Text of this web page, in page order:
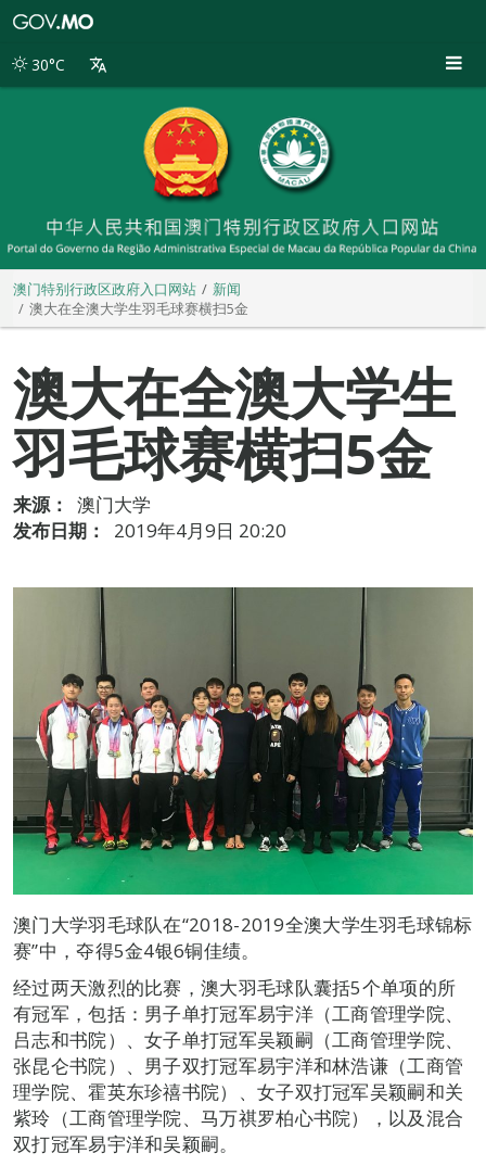
别
30°C
澳门特别行政区政府入口网站
新闻
澳大在全澳大学生羽毛球赛横扫5金
澳大在全澳大学生
羽毛球赛横扫5金
来源：
澳门大学
发布日期：
2019年4月9日 20:20
澳门大学羽毛球队在“2018-2019全澳大学生羽毛球锦标
赛”中，夺得5金4银6铜佳绩。
经过两天激烈的比赛，澳大羽毛球队囊括5个单项的所
有冠军，包括：男子单打冠军易宇洋（工商管理学院、
吕志和书院）、女子单打冠军吴颖嗣（工商管理学院、
张昆仑书院）、男子双打冠军易宇洋和林浩谦（工商管
理学院、霍英东珍禧书院）、女子双打冠军吴颖嗣和关
紫玲（工商管理学院、马万祺罗柏心书院），以及混合
双打冠军易宇洋和吴颖嗣。